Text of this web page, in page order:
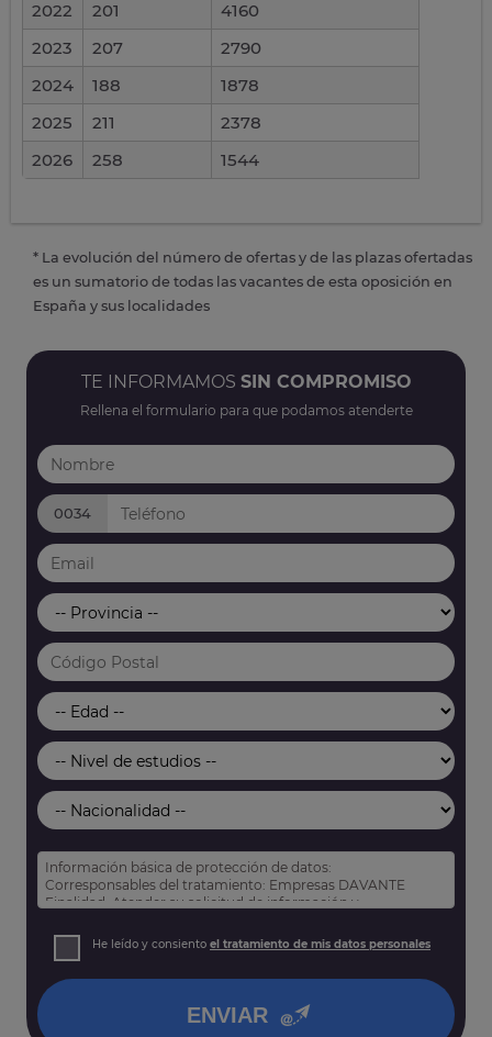
2022 201
4160
2023
207
2790
2024
188
1878
2025
211
2378
2026
258 1544
* La evolución del número de ofertas y de las plazas ofertadas
es un sumatorio de todas las vacantes de esta oposición en
España y sus localidades
TE INFORMAMOS SIN COMPROMISO
Rellena el formulario para que podamos atenderte
0034
Información básica de protección de datos:
Corresponsables del tratamiento: Empresas DAVANTE
Finalidad: Atender su solicitud de información y
Derechos: Puede acceder, rectificar y suprimir sus datos,
así como otros derechos tal y como se explica en nuestra
He leído y consiento el tratamiento de mis datos personales
ENVIAR